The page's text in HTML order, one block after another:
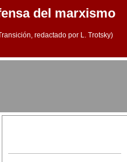
del marxismo
redactado por L. Trotsky)